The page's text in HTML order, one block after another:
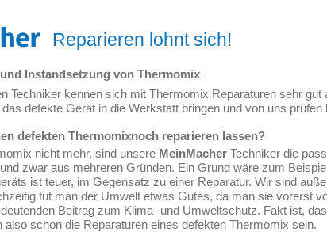
Reparieren lohnt sich!
Instandsetzung von Thermomix
Techniker kennen sich mit Thermomix Reparaturen sehr
defekte Gerät in die Werkstatt bringen und von uns prüfen
defekten Thermomixnoch reparieren lassen?
nicht mehr, sind unsere MeinMacher Techniker die
zwar aus mehreren Gründen. Ein Grund wäre zum
ist teuer, im Gegensatz zu einer Reparatur. Wir sind
tut man der Umwelt etwas Gutes, da man sie vorerst
Beitrag zum Klima- und Umweltschutz. Fakt ist,
also schon die Reparaturen eines defekten Thermomix sein.